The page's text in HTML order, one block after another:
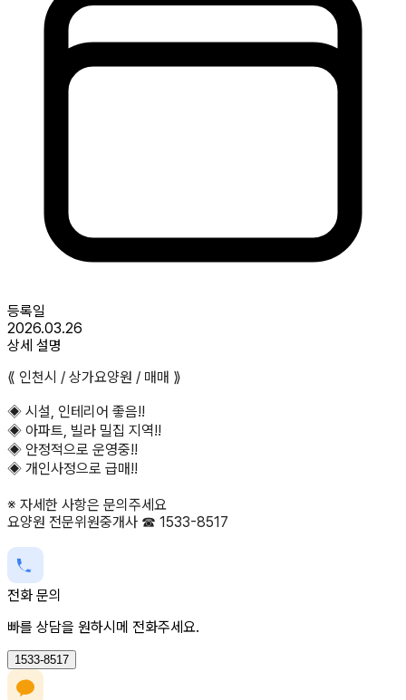
등록일
2026.03.26
상세 설명
⟪ 인천시 / 상가요양원 / 매매 ⟫
◈ 시설, 인테리어 좋음!!
◈ 아파트, 빌라 밀집 지역!!
◈ 안정적으로 운영중!!
◈ 개인사정으로 급매!!
※ 자세한 사항은 문의주세요
요양원 전문위원중개사 ☎ 1533-8517
전화 문의
빠를 상담을 원하시메 전화주세요.
1533-8517